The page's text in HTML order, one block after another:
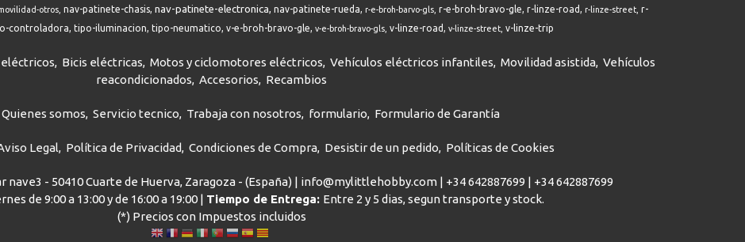
otros nav-patinete-chasis nav-patinete-electronica nav-patinete-rueda r-e-broh-barvo-gls r-e-broh-bravo-gle r-linze-road r-linze-street r-
controladora tipo-iluminacion tipo-neumatico v-e-broh-bravo-gle v-e-broh-bravo-gls v-linze-road v-linze-street v-linze-trip
Bicis eléctricas Motos y ciclomotores eléctricos Vehículos eléctricos infantiles Movilidad asistida Vehículos
reacondicionados Accesorios Recambios
Quienes somos Servicio tecnico Trabaja con nosotros formulario Formulario de Garantía
Legal Política de Privacidad Condiciones de Compra Desistir de un pedido Políticas de Cookies
nave3 - 50410 Cuarte de Huerva, Zaragoza - (España) | info@mylittlehobby.com | +34 642887699 | +34 642887699
de 9:00 a 13:00 y de 16:00 a 19:00 | Tiempo de Entrega: Entre 2 y 5 dias, segun transporte y stock.
(*) Precios con Impuestos incluidos